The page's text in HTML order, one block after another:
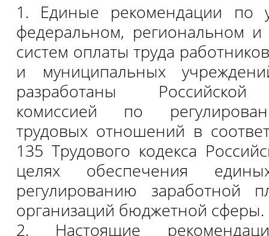
1. Единые рекомендации по
федеральном, региональном и
систем оплаты труда
и муниципальных
разработаны Российской
комиссией по
трудовых отношений в
135 Трудового кодекса
целях обеспечения
регулированию заработной
организаций бюджетной сферы.
2. Настоящие